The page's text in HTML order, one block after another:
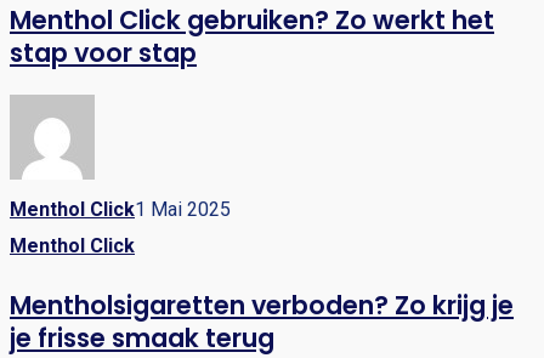
Menthol Click gebruiken? Zo werkt het
stap voor stap
Menthol Click1 Mai 2025
Menthol Click
Mentholsigaretten verboden? Zo krijg je
je frisse smaak terug